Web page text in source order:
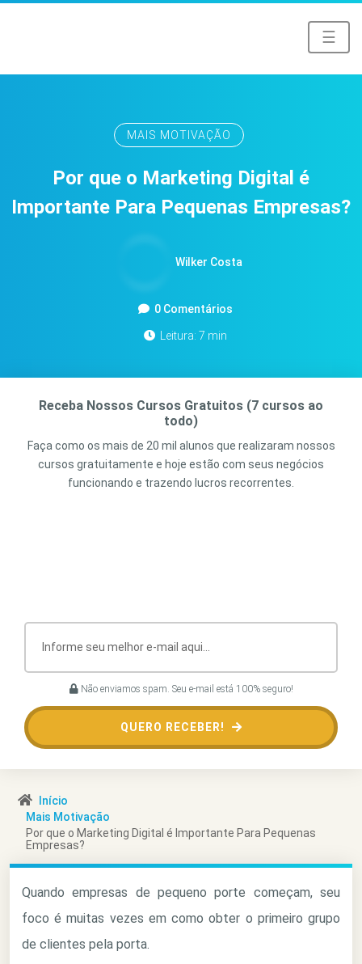
☰
MAIS MOTIVAÇÃO
Por que o Marketing Digital é
Importante Para Pequenas Empresas?
Wilker Costa
0 Comentários
Leitura: 7 min
Receba Nossos Cursos Gratuitos (7 cursos ao
todo)
Faça como os mais de 20 mil alunos que realizaram nossos
cursos gratuitamente e hoje estão com seus negócios
funcionando e trazendo lucros recorrentes.
Não enviamos spam. Seu e-mail está 100% seguro!
QUERO RECEBER!
Início
Mais Motivação
Por que o Marketing Digital é Importante Para Pequenas
Empresas?
Quando empresas de pequeno porte começam, seu
foco é muitas vezes em como obter o primeiro grupo
de clientes pela porta.